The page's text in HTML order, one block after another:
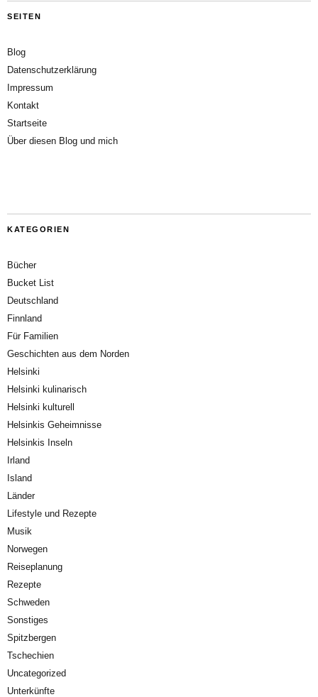
SEITEN
Blog
Datenschutzerklärung
Impressum
Kontakt
Startseite
Über diesen Blog und mich
KATEGORIEN
Bücher
Bucket List
Deutschland
Finnland
Für Familien
Geschichten aus dem Norden
Helsinki
Helsinki kulinarisch
Helsinki kulturell
Helsinkis Geheimnisse
Helsinkis Inseln
Irland
Island
Länder
Lifestyle und Rezepte
Musik
Norwegen
Reiseplanung
Rezepte
Schweden
Sonstiges
Spitzbergen
Tschechien
Uncategorized
Unterkünfte